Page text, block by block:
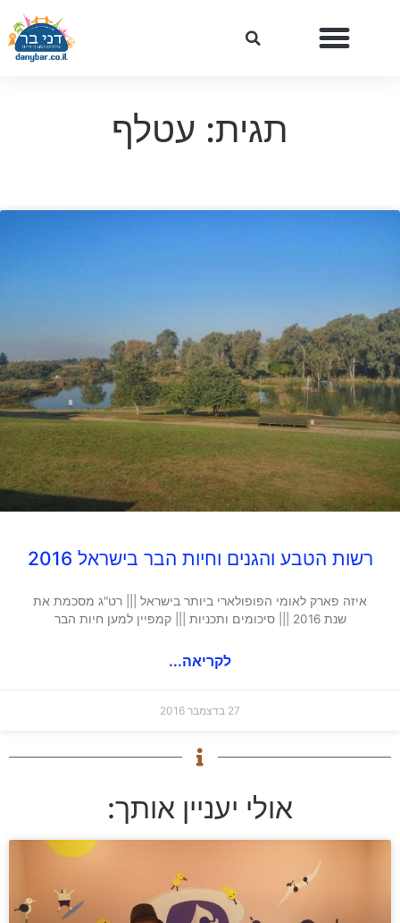
תגית: עטלף
רשות הטבע והגנים וחיות הבר בישראל 2016
איזה פארק לאומי הפופולארי ביותר בישראל ||| רט"ג מסכמת את
שנת 2016 ||| סיכומים ותכניות ||| קמפיין למען חיות הבר
לקריאה...
27 בדצמבר 2016
אולי יעניין אותך: